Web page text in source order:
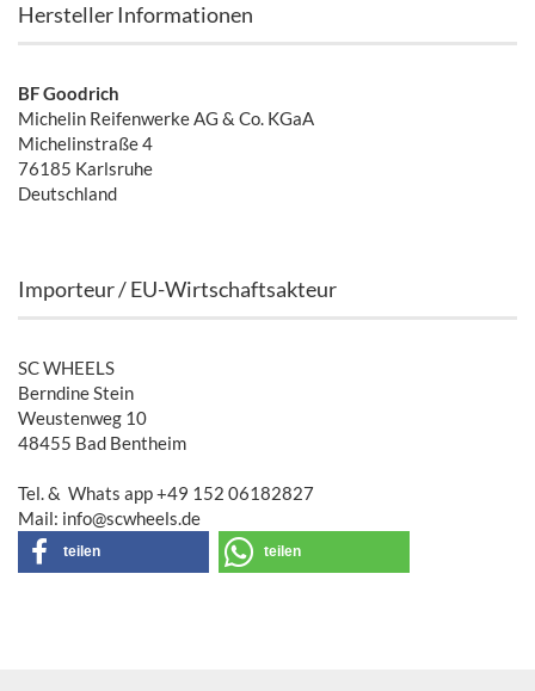
Hersteller Informationen
BF Goodrich
Michelin Reifenwerke AG & Co. KGaA
Michelinstraße 4
76185 Karlsruhe
Deutschland
Importeur / EU-Wirtschaftsakteur
SC WHEELS
Berndine Stein
Weustenweg 10
48455 Bad Bentheim
Tel. & Whats app +49 152 06182827
Mail: info@scwheels.de
teilen teilen